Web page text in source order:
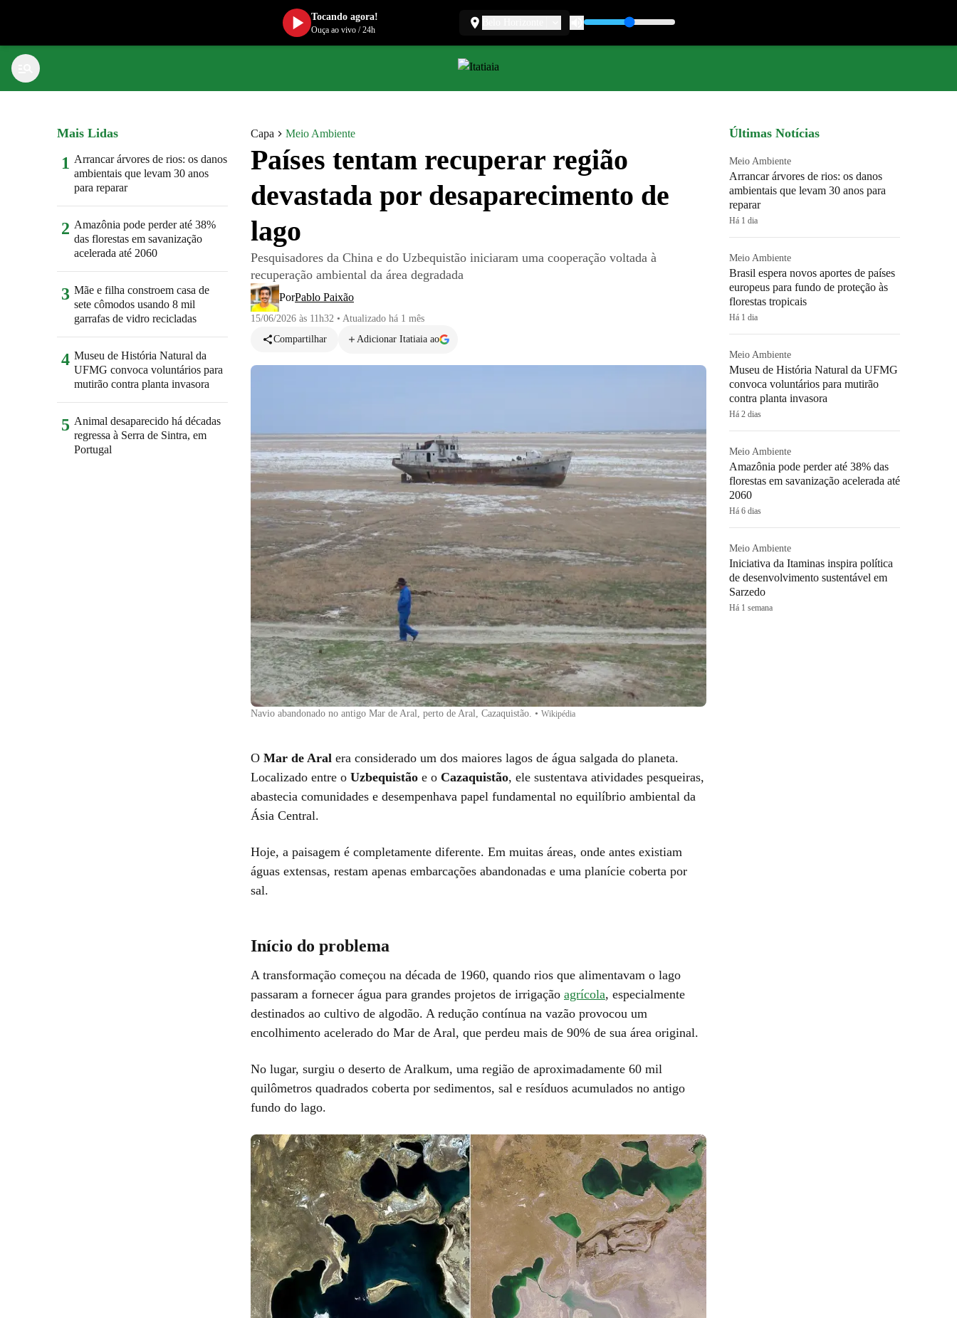
Capa Meio Ambiente
Países tentam recuperar região
devastada por desaparecimento de
lago
Pesquisadores da China e do Uzbequistão iniciaram uma cooperação voltada à
recuperação ambiental da área degradada
PorPablo Paixão
15/06/2026 às 11h32 • Atualizado há 1 mês
Compartilhar
Adicionar Itatiaia ao
Navio abandonado no antigo Mar de Aral, perto de Aral, Cazaquistão. • Wikipédia
O Mar de Aral era considerado um dos maiores lagos de água salgada do planeta.
Localizado entre o Uzbequistão e o Cazaquistão, ele sustentava atividades pesqueiras,
abastecia comunidades e desempenhava papel fundamental no equilíbrio ambiental da
Ásia Central.
Hoje, a paisagem é completamente diferente. Em muitas áreas, onde antes existiam
águas extensas, restam apenas embarcações abandonadas e uma planície coberta por
sal.
Início do problema
A transformação começou na década de 1960, quando rios que alimentavam o lago
passaram a fornecer água para grandes projetos de irrigação agrícola, especialmente
destinados ao cultivo de algodão. A redução contínua na vazão provocou um
encolhimento acelerado do Mar de Aral, que perdeu mais de 90% de sua área original.
No lugar, surgiu o deserto de Aralkum, uma região de aproximadamente 60 mil
quilômetros quadrados coberta por sedimentos, sal e resíduos acumulados no antigo
fundo do lago.
Mais Lidas
1 Arrancar árvores de rios: os danos
ambientais que levam 30 anos
para reparar
2 Amazônia pode perder até 38%
das florestas em savanização
acelerada até 2060
3 Mãe e filha constroem casa de
sete cômodos usando 8 mil
garrafas de vidro recicladas
4 Museu de História Natural da
UFMG convoca voluntários para
mutirão contra planta invasora
5 Animal desaparecido há décadas
regressa à Serra de Sintra, em
Portugal
Últimas Notícias
Meio Ambiente
Arrancar árvores de rios: os danos
ambientais que levam 30 anos para
reparar
Há 1 dia
Meio Ambiente
Brasil espera novos aportes de países
europeus para fundo de proteção às
florestas tropicais
Há 1 dia
Meio Ambiente
Museu de História Natural da UFMG
convoca voluntários para mutirão
contra planta invasora
Há 2 dias
Meio Ambiente
Amazônia pode perder até 38% das
florestas em savanização acelerada até
2060
Há 6 dias
Meio Ambiente
Iniciativa da Itaminas inspira política
de desenvolvimento sustentável em
Sarzedo
Há 1 semana
Tocando agora!
Ouça ao vivo/24h